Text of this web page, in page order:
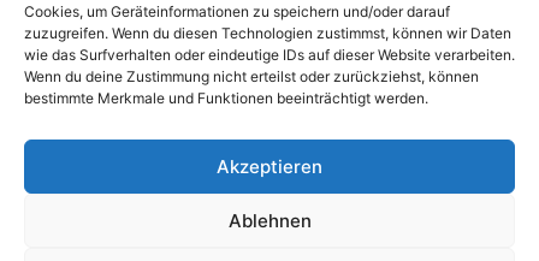
Cookies, um Geräteinformationen zu speichern und/oder darauf
zuzugreifen. Wenn du diesen Technologien zustimmst, können wir Daten
wie das Surfverhalten oder eindeutige IDs auf dieser Website verarbeiten.
Wenn du deine Zustimmung nicht erteilst oder zurückziehst, können
bestimmte Merkmale und Funktionen beeinträchtigt werden.
Akzeptieren
Ablehnen
Neutrinophysik. Eine
Pressemitteilung der
Johannes Gutenberg-
Quelle: Johannes